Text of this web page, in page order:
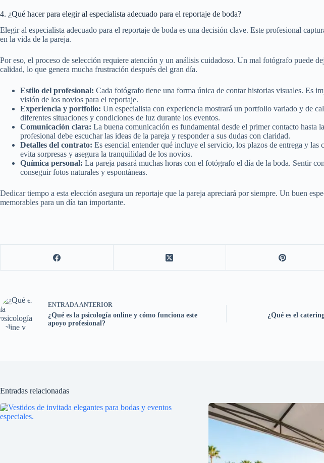
4. ¿Qué hacer para elegir al especialista adecuado para el reportaje de boda?
Elegir al especialista adecuado para el reportaje de boda es una decisión clave. Este profesional
en la vida de la pareja.
Por eso, el proceso de selección requiere atención y un análisis cuidadoso. Un mal fotógrafo puede
calidad, lo que genera mucha frustración después del gran día.
Estilo del profesional: Cada fotógrafo tiene una forma única de contar historias visuales. Es
visión de los novios para el reportaje.
Experiencia y portfolio: Un especialista con experiencia mostrará un portfolio variado y de
diferentes situaciones y condiciones de luz durante los eventos.
Comunicación clara: La buena comunicación es fundamental desde el primer contacto hasta
profesional debe escuchar las ideas de la pareja y responder a sus dudas con claridad.
Detalles del contrato: Es esencial entender qué incluye el servicio, los plazos de entrega y
evita sorpresas y asegura la tranquilidad de los novios.
Química personal: La pareja pasará muchas horas con el fotógrafo el día de la boda. Sentir
conseguir fotos naturales y espontáneas.
Dedicar tiempo a esta elección asegura un reportaje que la pareja apreciará por siempre. Un buen
memorables para un día tan importante.
ENTRADA ANTERIOR
¿Qué es la psicología online y cómo funciona este
apoyo profesional?
¿Qué es el
Entradas relacionadas